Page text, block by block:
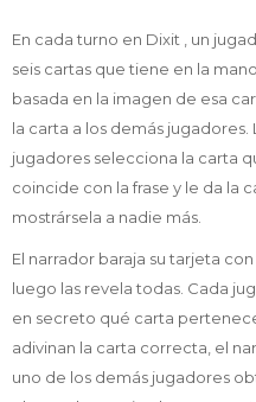
En cada turno en Dixit , un
seis cartas que tiene en la
basada en la imagen de esa
la carta a los demás
jugadores selecciona la carta
coincide con la frase y le da la
mostrársela a nadie más.
El narrador baraja su tarjeta
luego las revela todas. Cada
en secreto qué carta
adivinan la carta correcta, el
uno de los demás jugadores